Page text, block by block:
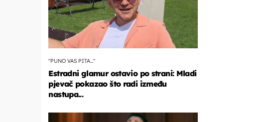
"PUNO VAS PITA..."
Estradni glamur ostavio po strani: Mladi
pjevač pokazao što radi između
nastupa...